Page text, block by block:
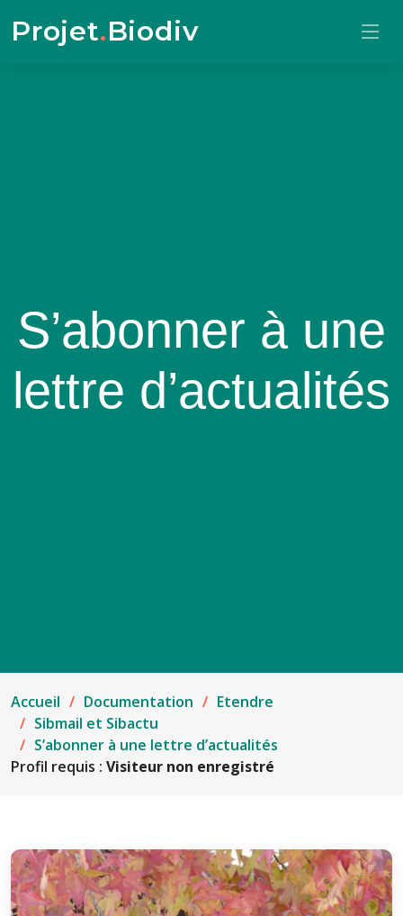
Projet.Biodiv
S’abonner à une
lettre d’actualités
Accueil Documentation
Etendre
Sibmail et Sibactu
S’abonner à une lettre d’actualités
Profil requis : Visiteur non enregistré